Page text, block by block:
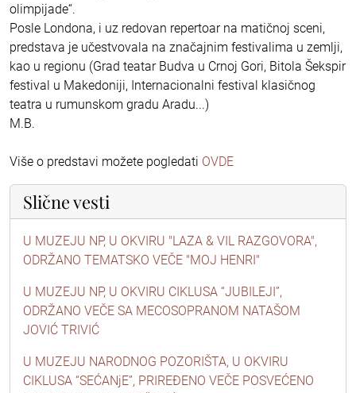
olimpijade“.
Posle Londona, i uz redovan repertoar na matičnoj sceni,
predstava je učestvovala na značajnim festivalima u zemlji,
kao u regionu (Grad teatar Budva u Crnoj Gori, Bitola Šekspir
festival u Makedoniji, Internacionalni festival klasičnog
teatra u rumunskom gradu Aradu...)
M.B.
Više o predstavi možete pogledati OVDE
Slične vesti
U MUZEJU NP, U OKVIRU "LAZA & VIL RAZGOVORA",
ODRŽANO TEMATSKO VEČE "MOJ HENRI"
U MUZEJU NP, U OKVIRU CIKLUSA “JUBILEJI”,
ODRŽANO VEČE SA MECOSOPRANOM NATAŠOM
JOVIĆ TRIVIĆ
U MUZEJU NARODNOG POZORIŠTA, U OKVIRU
CIKLUSA “SEĆANjE”, PRIREĐENO VEČE POSVEĆENO